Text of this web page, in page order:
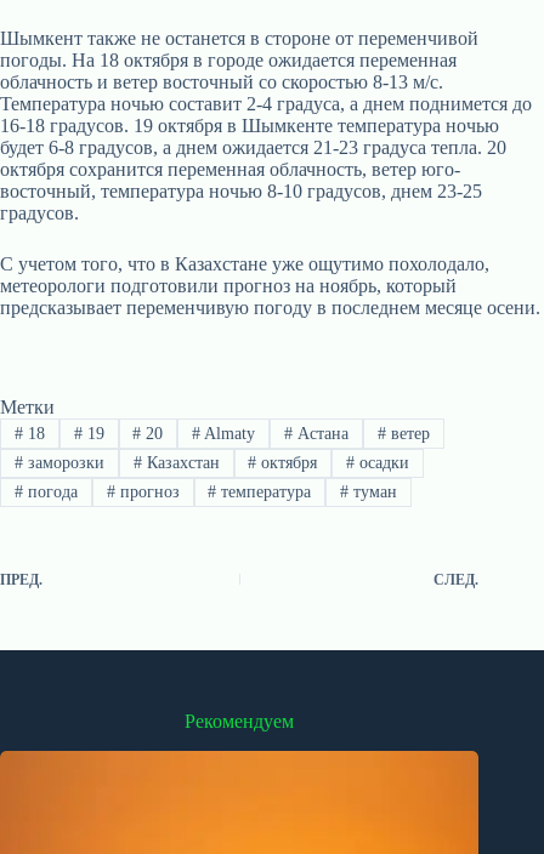
Шымкент также не останется в стороне от переменчивой
погоды. На 18 октября в городе ожидается переменная
облачность и ветер восточный со скоростью 8-13 м/с.
Температура ночью составит 2-4 градуса, а днем поднимется до
16-18 градусов. 19 октября в Шымкенте температура ночью
будет 6-8 градусов, а днем ожидается 21-23 градуса тепла. 20
октября сохранится переменная облачность, ветер юго-
восточный, температура ночью 8-10 градусов, днем 23-25
градусов.
С учетом того, что в Казахстане уже ощутимо похолодало,
метеорологи подготовили прогноз на ноябрь, который
предсказывает переменчивую погоду в последнем месяце осени.
Метки
#18 #19 # 20 # Almaty # Астана #ветер
#заморозки #Казахстан # октября # осадки
#погода #прогноз # температура # туман
ПРЕД. СЛЕД.
Рекомендуем